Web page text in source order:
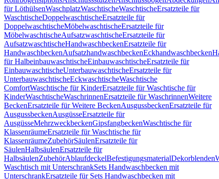
für LöthülsenWaschplatzWaschtischeWaschtischeErsatzteile für
WaschtischeDoppelwaschtischeErsatzteile für
DoppelwaschtischeMöbelwaschtischeErsatzteile für
MöbelwaschtischeAufsatzwaschtischeErsatzteile für
AufsatzwaschtischeHandwaschbeckenErsatzteile für
HandwaschbeckenAufsatzhandwaschbeckenEckhandwaschbecken
für HalbeinbauwaschtischeEinbauwaschtischeErsatzteile für
EinbauwaschtischeUnterbauwaschtischeErsatzteile für
UnterbauwaschtischeEckwaschtischeWaschtische
ComfortWaschtische für KinderErsatzteile für Waschtische für
KinderWaschtischeWaschrinnenErsatzteile für WaschrinnenWeitere
BeckenErsatzteile für Weitere BeckenAusgussbeckenErsatzteile für
AusgussbeckenAusgüsseErsatzteile für
AusgüsseMehrzweckbeckenGipsfangbeckenWaschtische für
KlassenräumeErsatzteile für Waschtische für
KlassenräumeZubehörSäulenErsatzteile für
SäulenHalbsäulenErsatzteile für
HalbsäulenZubehörAblaufdeckelBefestigungsmaterialDekorblenden
Waschtisch mit UnterschrankSets Handwaschbecken mit
UnterschrankErsatzteile für Sets Handwaschbecken mit